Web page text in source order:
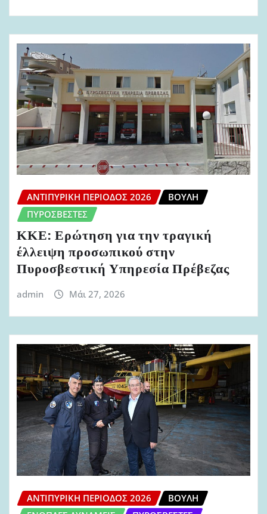
ΑΝΤΙΠΥΡΙΚΉ ΠΕΡΊΟΔΟΣ 2026
ΒΟΥΛΉ
ΠΥΡΟΣΒΈΣΤΕΣ
ΚΚΕ: Ερώτηση για την τραγική
έλλειψη προσωπικού στην
Πυροσβεστική Υπηρεσία Πρέβεζας
admin Μάι 27, 2026
ΑΝΤΙΠΥΡΙΚΉ ΠΕΡΊΟΔΟΣ 2026
ΒΟΥΛΉ